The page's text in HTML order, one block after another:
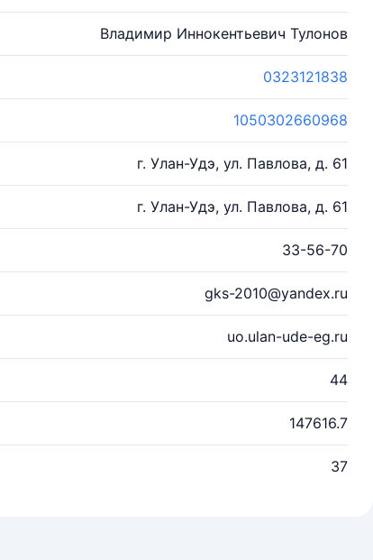
Владимир Иннокентьевич Тулонов
0323121838
1050302660968
г. Улан-Удэ, ул. Павлова, д. 61
г. Улан-Удэ, ул. Павлова, д. 61
33-56-70
gks-2010@yandex.ru
uo.ulan-ude-eg.ru
44
147616.7
37